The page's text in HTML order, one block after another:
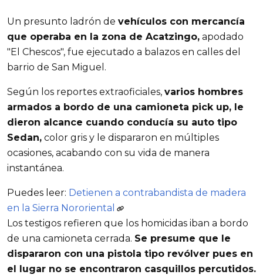
Un presunto ladrón de vehículos con mercancía
que operaba en la zona de Acatzingo, apodado
"El Chescos", fue ejecutado a balazos en calles del
barrio de San Miguel.
Según los reportes extraoficiales, varios hombres
armados a bordo de una camioneta pick up, le
dieron alcance cuando conducía su auto tipo
Sedan, color gris y le dispararon en múltiples
ocasiones, acabando con su vida de manera
instantánea.
Puedes leer: Detienen a contrabandista de madera
en la Sierra Nororiental
Los testigos refieren que los homicidas iban a bordo
de una camioneta cerrada. Se presume que le
dispararon con una pistola tipo revólver pues en
el lugar no se encontraron casquillos percutidos.